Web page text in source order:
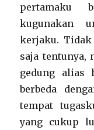
pertamaku
kugunakan
kerjaku. Tidak
saja tentunya,
gedung alias
berbeda
tempat
yang cukup